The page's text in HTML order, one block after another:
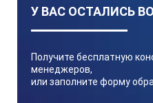
Диапазон измерений
Диапазон измерений
У ВАС ОСТАЛИСЬ
Получите бесплатную
менеджеров,
или заполните форму